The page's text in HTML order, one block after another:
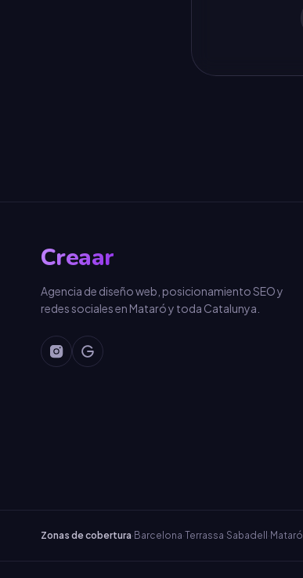
Creaar
Agencia de diseño web, posicionamiento SEO y
redes sociales en Mataró y toda Catalunya.
Zonas de cobertura· Barcelona·Terrassa·Sabadell · Mataró